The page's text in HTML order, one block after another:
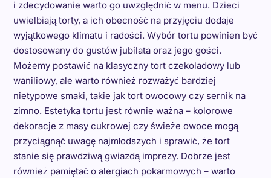
i zdecydowanie warto go uwzględnić w menu. Dzieci
uwielbiają torty, a ich obecność na przyjęciu dodaje
wyjątkowego klimatu i radości. Wybór tortu powinien być
dostosowany do gustów jubilata oraz jego gości.
Możemy postawić na klasyczny tort czekoladowy lub
waniliowy, ale warto również rozważyć bardziej
nietypowe smaki, takie jak tort owocowy czy sernik na
zimno. Estetyka tortu jest równie ważna – kolorowe
dekoracje z masy cukrowej czy świeże owoce mogą
przyciągnąć uwagę najmłodszych i sprawić, że tort
stanie się prawdziwą gwiazdą imprezy. Dobrze jest
również pamiętać o alergiach pokarmowych – warto